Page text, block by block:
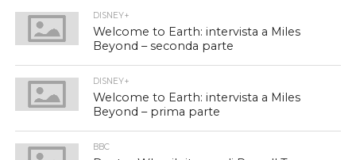
DISNEY+
Welcome to Earth: intervista a Miles
Beyond – seconda parte
DISNEY+
Welcome to Earth: intervista a Miles
Beyond – prima parte
BBC